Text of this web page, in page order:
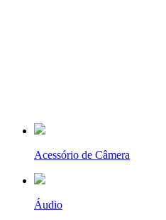
Acessório de Câmera
Áudio